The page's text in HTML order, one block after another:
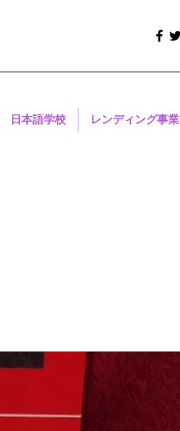
日本語学校 レンディング事業